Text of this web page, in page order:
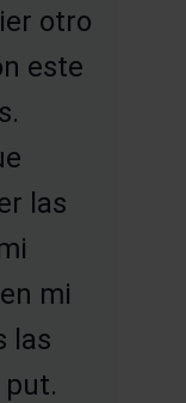
otro
este
las
mi
las